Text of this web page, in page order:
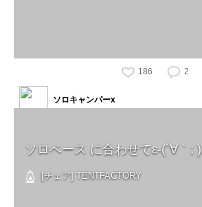
186 2
ソロベース に合わせてε-(´∀｀; )
[チェア] TENTFACTORY
ソロキャンパーx